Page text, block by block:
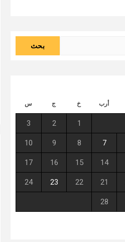
أرب خ ج س
1
2
3
7
8
9
10
14
15
16
17
21
22
23
24
28